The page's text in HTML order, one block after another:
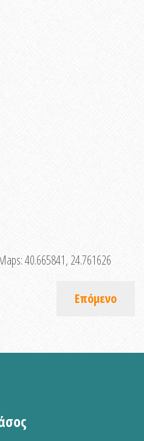
40.665841, 24.761626
Επόμενο